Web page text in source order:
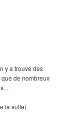
y a trouvé des
de nombreux
la suite)